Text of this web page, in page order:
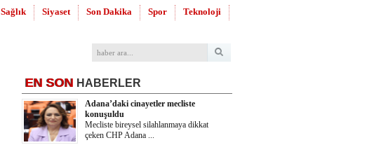
Sağlık Siyaset Son Dakika Spor Teknoloji
EN SON HABERLER
Adana’daki cinayetler mecliste
konuşuldu
Mecliste bireysel silahlanmaya dikkat
çeken CHP Adana ...